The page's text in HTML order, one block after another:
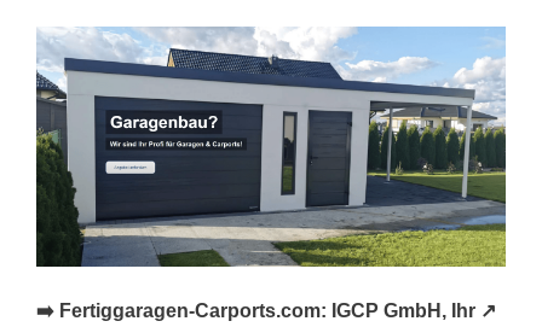
➡️ Fertiggaragen-Carports.com: IGCP GmbH, Ihr ↗️